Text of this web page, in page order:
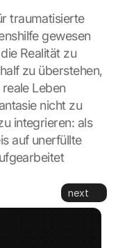
traumatisierte
gewesen
Realität zu
zu überstehen,
Leben
nicht zu
integrieren: als
auf unerfüllte
next